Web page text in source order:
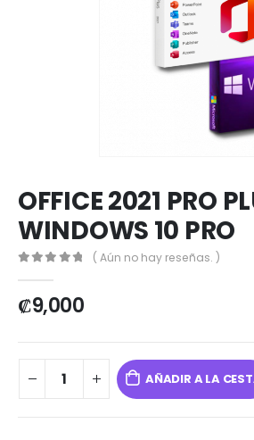
OFFICE 2021 PRO
WINDOWS 10 PRO
( Aún no hay reseñas. )
₡9,000
AÑADIR A LA